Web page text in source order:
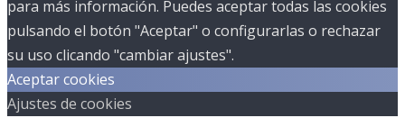
para más información. Puedes aceptar todas las cookies
pulsando el botón "Aceptar" o configurarlas o rechazar
su uso clicando "cambiar ajustes".
Aceptar cookies
Ajustes de cookies